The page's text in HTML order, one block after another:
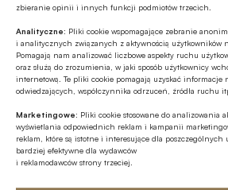
zbieranie opinii i innych funkcji podmiotów trzecich.
Analityczne: Pliki cookie wspomagające zebranie
i analitycznych związanych z aktywnością użytkowników
Pomagają nam analizować liczbowe aspekty ruchu
oraz służą do zrozumienia, w jaki sposób użytkownicy
internetową. Te pliki cookie pomagają uzyskać informacje
odwiedzających, współczynnika odrzuceń, źródła ruchu
Marketingowe: Pliki cookie stosowane do analizowania
wyświetlania odpowiednich reklam i kampanii
reklam, które są istotne i interesujące dla poszczególnych
bardziej efektywne dla wydawców
i reklamodawców strony trzeciej.
Autor
Witold Gadomski
Źródło
Gazeta Wyborcza